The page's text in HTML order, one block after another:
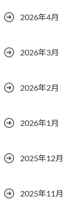
2026年4月
2026年3月
2026年2月
2026年1月
2025年12月
2025年11月